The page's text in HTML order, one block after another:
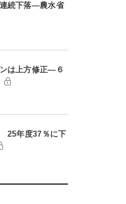
続下落―農水省
は上方修正―６
25年度37％に下